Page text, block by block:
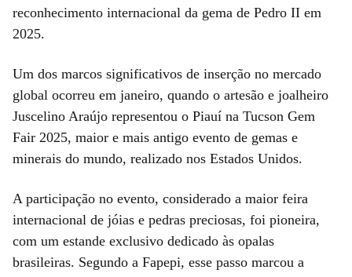
reconhecimento internacional da gema de Pedro II em
2025.
Um dos marcos significativos de inserção no mercado
global ocorreu em janeiro, quando o artesão e joalheiro
Juscelino Araújo representou o Piauí na Tucson Gem
Fair 2025, maior e mais antigo evento de gemas e
minerais do mundo, realizado nos Estados Unidos.
A participação no evento, considerado a maior feira
internacional de jóias e pedras preciosas, foi pioneira,
com um estande exclusivo dedicado às opalas
brasileiras. Segundo a Fapepi, esse passo marcou a